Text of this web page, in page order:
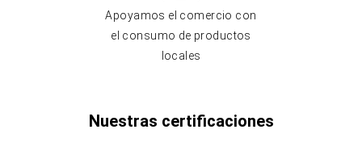
Apoyamos el comercio con
el consumo de productos
locales
Nuestras certificaciones